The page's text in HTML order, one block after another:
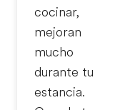
cocinar,
mejoran
mucho
durante tu
estancia.